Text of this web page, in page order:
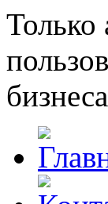
Только